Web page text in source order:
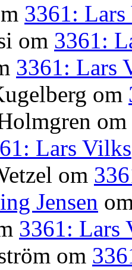
3361:
om 3361:
3361: Lars
om
om
Lars Vilks
om
Jensen
3361: Lars
om